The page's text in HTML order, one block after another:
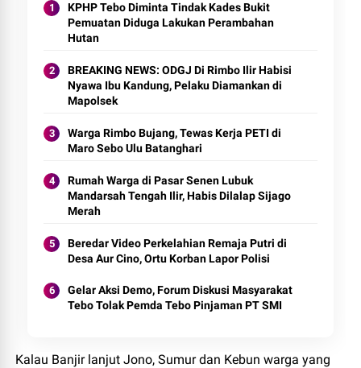
KPHP Tebo Diminta Tindak Kades Bukit
Pemuatan Diduga Lakukan Perambahan
Hutan
BREAKING NEWS: ODGJ Di Rimbo Ilir Habisi
Nyawa Ibu Kandung, Pelaku Diamankan di
Mapolsek
Warga Rimbo Bujang, Tewas Kerja PETI di
Maro Sebo Ulu Batanghari
Rumah Warga di Pasar Senen Lubuk
Mandarsah Tengah Ilir, Habis Dilalap Sijago
Merah
Beredar Video Perkelahian Remaja Putri di
Desa Aur Cino, Ortu Korban Lapor Polisi
Gelar Aksi Demo, Forum Diskusi Masyarakat
Tebo Tolak Pemda Tebo Pinjaman PT SMI
Kalau Banjir lanjut Jono, Sumur dan Kebun warga yang